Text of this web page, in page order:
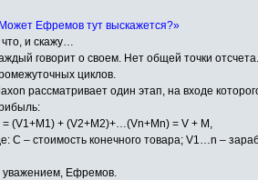
Ефремов тут выскажется?»
и скажу…
говорит о своем. Нет общей точки
циклов.
рассматривает один этап, на входе
(V1+M1) + (V2+M2)+…(Vn+Mn) = V + M,
С – стоимость конечного товара; V1…n –
Ефремов.